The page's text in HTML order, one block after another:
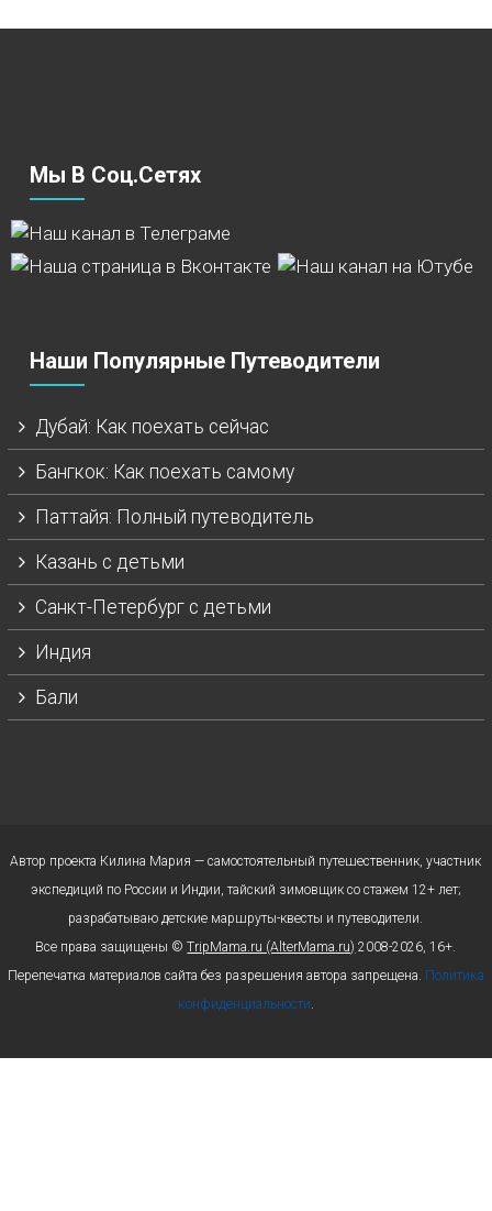
Мы В Соц.сетях
Наши Популярные Путеводители
Дубай: Как поехать сейчас
Бангкок: Как поехать самому
Паттайя: Полный путеводитель
Казань с детьми
Санкт-Петербург с детьми
Индия
Бали
Автор проекта Килина Мария — самостоятельный путешественник, участник
экспедиций по России и Индии, тайский зимовщик со стажем 12+ лет;
разрабатываю детские маршруты-квесты и путеводители.
Все права защищены ©TripMama.ru (AlterMama.ru) 2008-2026, 16+.
Перепечатка материалов сайта без разрешения автора запрещена. Политика
конфиденциальности